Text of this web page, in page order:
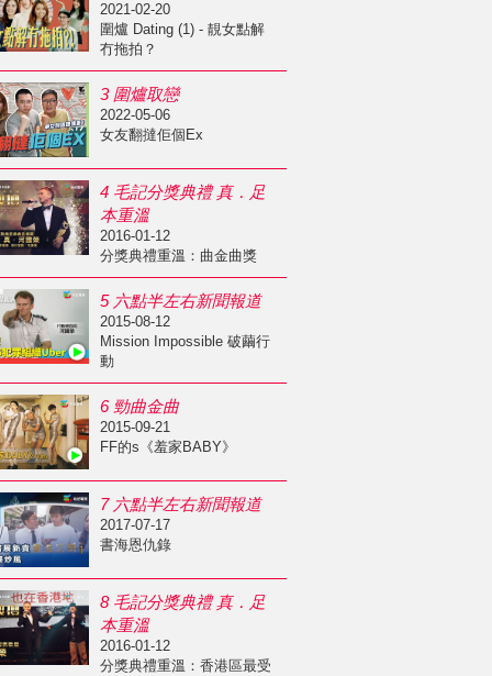
2021-02-20
圍爐 Dating (1) - 靚女點解
冇拖拍？
3 圍爐取戀
2022-05-06
女友翻撻佢個Ex
4 毛記分獎典禮 真．足
本重溫
2016-01-12
分獎典禮重溫：曲金曲獎
5 六點半左右新聞報道
2015-08-12
Mission Impossible 破繭行
動
6 勁曲金曲
2015-09-21
FF的s《羞家BABY》
7 六點半左右新聞報道
2017-07-17
書海恩仇錄
8 毛記分獎典禮 真．足
本重溫
2016-01-12
分獎典禮重溫：香港區最受